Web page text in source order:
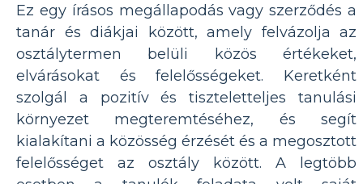
Ez egy írásos megállapodás vagy szerződés a
tanár és diákjai között, amely felvázolja az
osztálytermen belüli közös értékeket,
elvárásokat és felelősségeket. Keretként
szolgál a pozitív és tiszteletteljes tanulási
környezet megteremtéséhez, és segít
kialakítani a közösség érzését és a megosztott
felelősséget az osztály között. A legtöbb